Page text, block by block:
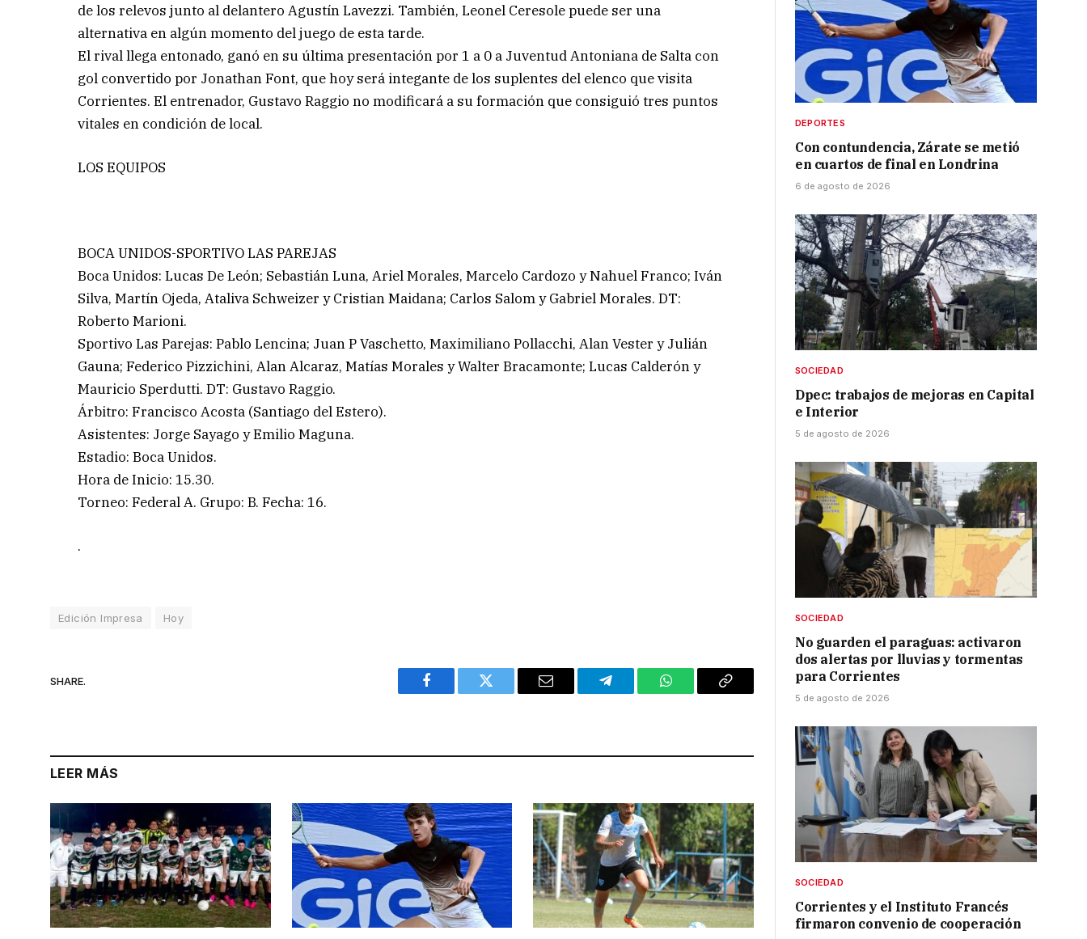
de los relevos junto al delantero Agustín Lavezzi. También, Leonel Ceresole puede ser una
alternativa en algún momento del juego de esta tarde.
El rival llega entonado, ganó en su última presentación por 1 a 0 a Juventud Antoniana de Salta con
gol convertido por Jonathan Font, que hoy será integante de los suplentes del elenco que visita
Corrientes. El entrenador, Gustavo Raggio no modificará a su formación que consiguió tres puntos
vitales en condición de local.
LOS EQUIPOS
BOCA UNIDOS-SPORTIVO LAS PAREJAS
Boca Unidos: Lucas De León; Sebastián Luna, Ariel Morales, Marcelo Cardozo y Nahuel Franco; Iván
Silva, Martín Ojeda, Ataliva Schweizer y Cristian Maidana; Carlos Salom y Gabriel Morales. DT:
Roberto Marioni.
Sportivo Las Parejas: Pablo Lencina; Juan P Vaschetto, Maximiliano Pollacchi, Alan Vester y Julián
Gauna; Federico Pizzichini, Alan Alcaraz, Matías Morales y Walter Bracamonte; Lucas Calderón y
Mauricio Sperdutti. DT: Gustavo Raggio.
Árbitro: Francisco Acosta (Santiago del Estero).
Asistentes: Jorge Sayago y Emilio Maguna.
Estadio: Boca Unidos.
Hora de Inicio: 15.30.
Torneo: Federal A. Grupo: B. Fecha: 16.
.
Edición Impresa Hoy
SHARE.
Facebook Twitter Email Telegram WhatsAppCopy
LEER MÁS
DEPORTES
Con contundencia, Zárate se metió
en cuartos de final en Londrina
6 de agosto de 2026
SOCIEDAD
Dpec: trabajos de mejoras en Capital
e Interior
5 de agosto de 2026
SOCIEDAD
No guarden el paraguas: activaron
dos alertas por lluvias y tormentas
para Corrientes
5 de agosto de 2026
SOCIEDAD
Corrientes y el Instituto Francés
firmaron convenio de cooperación